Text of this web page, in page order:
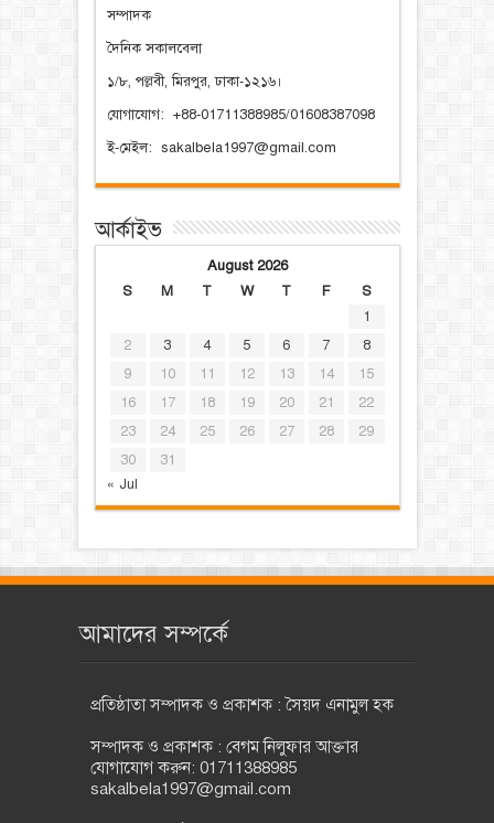
সম্পাদক
দৈনিক সকালবেলা
১/৮, পল্লবী, মিরপুর, ঢাকা-১২১৬।
যোগাযোগ: +88-01711388985/01608387098
ই-মেইল: sakalbela1997@gmail.com
আর্কাইভ
August 2026
S
M T W T F
S
1
2
3 4 5 6 7
8
9
10 11 12 13 14
15
16
17 18 19 20 21
22
23
24 25 26 27 28
29
30
31
« Jul
আমাদের সম্পর্কে
প্রতিষ্ঠাতা সম্পাদক ও প্রকাশক : সৈয়দ এনামুল হক
সম্পাদক ও প্রকাশক : বেগম নিলুফার আক্তার
যোগাযোগ করুন: 01711388985
sakalbela1997@gmail.com